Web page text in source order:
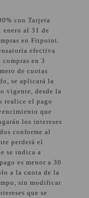
con Tarjeta
enero al 31 de
en Fitpoint.
efectiva
en 3
de cuotas
se aplicará la
vigente, desde la
realice el pago
que
los intereses
conforme al
perderá el
se indica a
es menor a 30
a la cuota de la
sin modificar
que se